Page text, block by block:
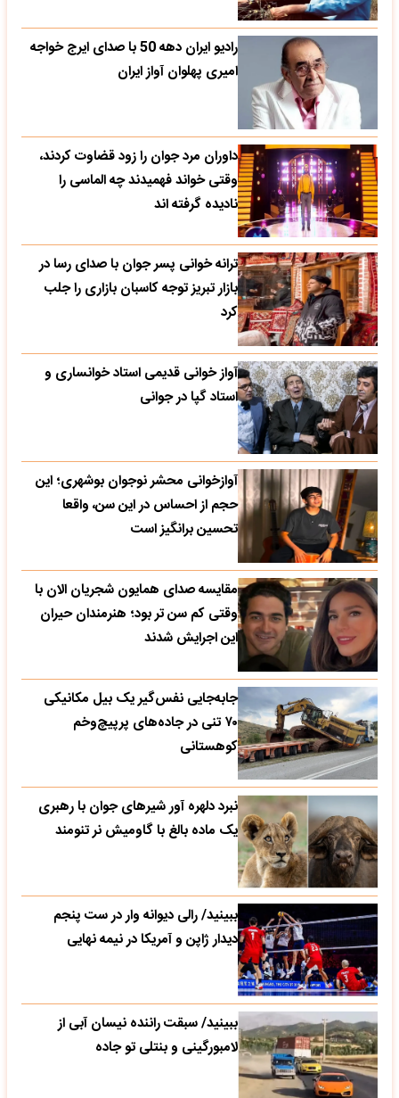
رادیو ایران دهه 50 با صدای ایرج خواجه
امیری پهلوان آواز ایران
داوران مرد جوان را زود قضاوت کردند،
وقتی خواند فهمیدند چه الماسی را
نادیده گرفته اند
ترانه خوانی پسر جوان با صدای رسا در
بازار تبریز توجه کاسبان بازاری را جلب
کرد
آواز خوانی قدیمی استاد خوانساری و
استاد گپا در جوانی
آوازخوانی محشر نوجوان بوشهری؛ این
حجم از احساس در این سن، واقعا
تحسین‌ برانگیز است
مقایسه صدای همایون شجریان الان با
وقتی کم سن تر بود؛ هنرمندان حیران
این اجرایش شدند
جابه‌جایی نفس‌گیر یک بیل مکانیکی
۷۰ تنی در جاده‌های پرپیچ‌وخم
کوهستانی
نبرد دلهره آور شیرهای جوان با رهبری
یک ماده بالغ با گاومیش نر تنومند
ببینید/ رالی دیوانه وار در ست پنجم
دیدار ژاپن و آمریکا در نیمه نهایی
ببینید/ سبقت راننده نیسان آبی از
لامبورگینی و بنتلی تو جاده